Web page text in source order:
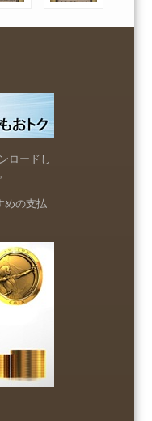
ロードし
めの支払